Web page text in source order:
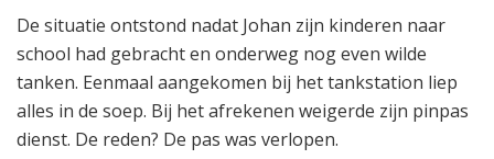
De situatie ontstond nadat Johan zijn kinderen naar
school had gebracht en onderweg nog even wilde
tanken. Eenmaal aangekomen bij het tankstation liep
alles in de soep. Bij het afrekenen weigerde zijn pinpas
dienst. De reden? De pas was verlopen.